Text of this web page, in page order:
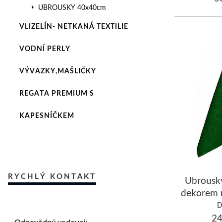
UBROUSKY 40x40cm
VLIZELÍN- NETKANÁ TEXTILIE
VODNÍ PERLY
VÝVAZKY,MAŠLIČKY
REGATA PREMIUM S
KAPESNÍČKEM
RYCHLÝ KONTAKT
dekorem
tmavě